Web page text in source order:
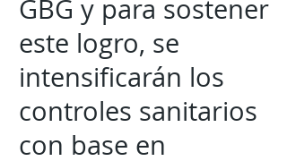
GBG y para sostener
este logro, se
intensificarán los
controles sanitarios
con base en